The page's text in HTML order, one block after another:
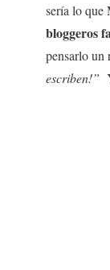
sería lo que
bloggeros
pensarlo un
escriben!”